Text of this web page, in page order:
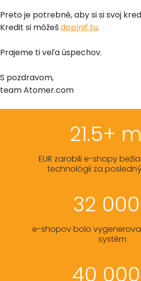
Preto je potrebné, aby si si svoj
Kredit si môžešdoplniť tu.
Prajeme ti veľa úspechov.
S pozdravom,
team Atomer.com
21.5+
EUR zarobili e-shopy
technológii za
32
e-shopov bolo
systém
40